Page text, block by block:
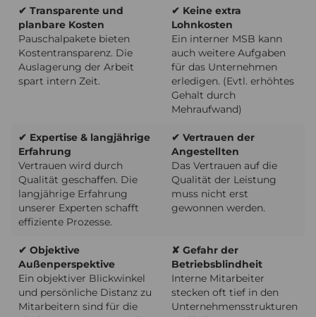
✔ Transparente und
planbare Kosten
Pauschalpakete bieten
Kostentransparenz. Die
Auslagerung der Arbeit
spart intern Zeit.
✔ Keine extra
Lohnkosten
Ein interner MSB kann
auch weitere Aufgaben
für das Unternehmen
erledigen. (Evtl. erhöhtes
Gehalt durch
Mehraufwand)
✔ Expertise & langjährige
Erfahrung
Vertrauen wird durch
Qualität geschaffen. Die
langjährige Erfahrung
unserer Experten schafft
effiziente Prozesse.
✔ Vertrauen der
Angestellten
Das Vertrauen auf die
Qualität der Leistung
muss nicht erst
gewonnen werden.
✔ Objektive
Außenperspektive
Ein objektiver Blickwinkel
und persönliche Distanz zu
Mitarbeitern sind für die
✘ Gefahr der
Betriebsblindheit
Interne Mitarbeiter
stecken oft tief in den
Unternehmensstrukturen